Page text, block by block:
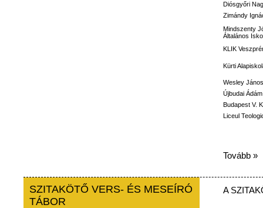
Diósgyőri
Zimándy
Mindszenty
Általános
KLIK
Kürti
Wesley
Újbudai
Budapest V.
Liceul
Tovább »
SZITAKÖTŐ VERS- ÉS MESEÍRÓ
TÁBOR
A